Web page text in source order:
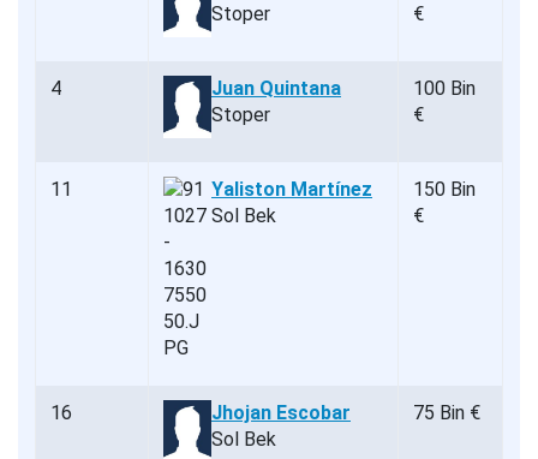
Stoper
€
4
Juan Quintana
Stoper
100 Bin
€
11
Yaliston Martínez
Sol Bek
150 Bin
€
16
Jhojan Escobar
Sol Bek
75 Bin €